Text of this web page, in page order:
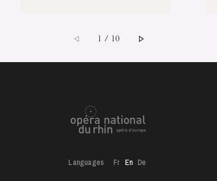
1 / 10
Languages Fr En De